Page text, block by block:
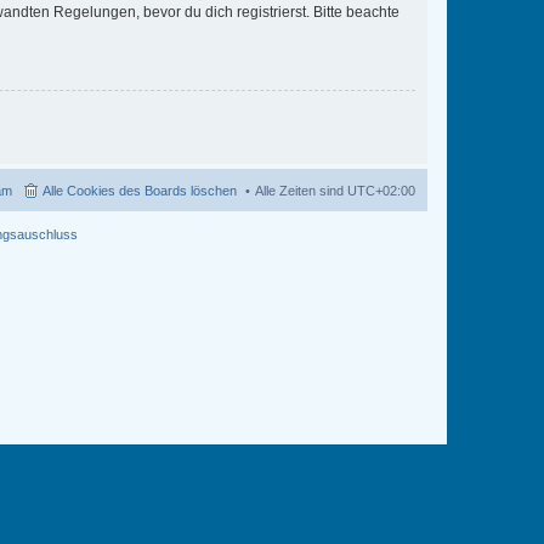
Regelungen, bevor du dich registrierst. Bitte beachte
Alle Zeiten sind UTC+02:00
Alle Cookies des Boards löschen